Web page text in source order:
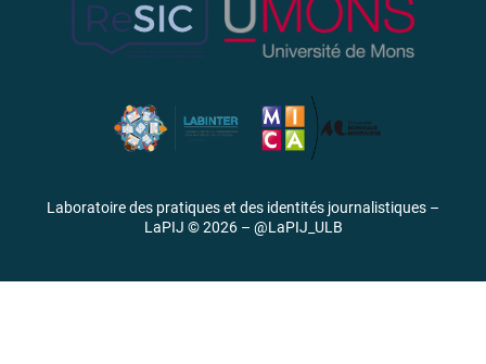
Laboratoire des pratiques et des identités journalistiques –
LaPIJ © 2026 – @LaPIJ_ULB